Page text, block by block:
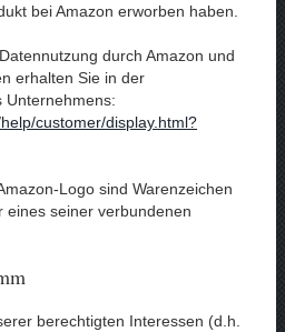
bei Amazon erworben haben.
durch Amazon und
erhalten Sie in der
customer/display.html?
Logo sind Warenzeichen
eines seiner verbundenen
berechtigten Interessen (d.h.